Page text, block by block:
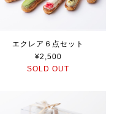
エクレア６点セット
¥2,500
SOLD OUT